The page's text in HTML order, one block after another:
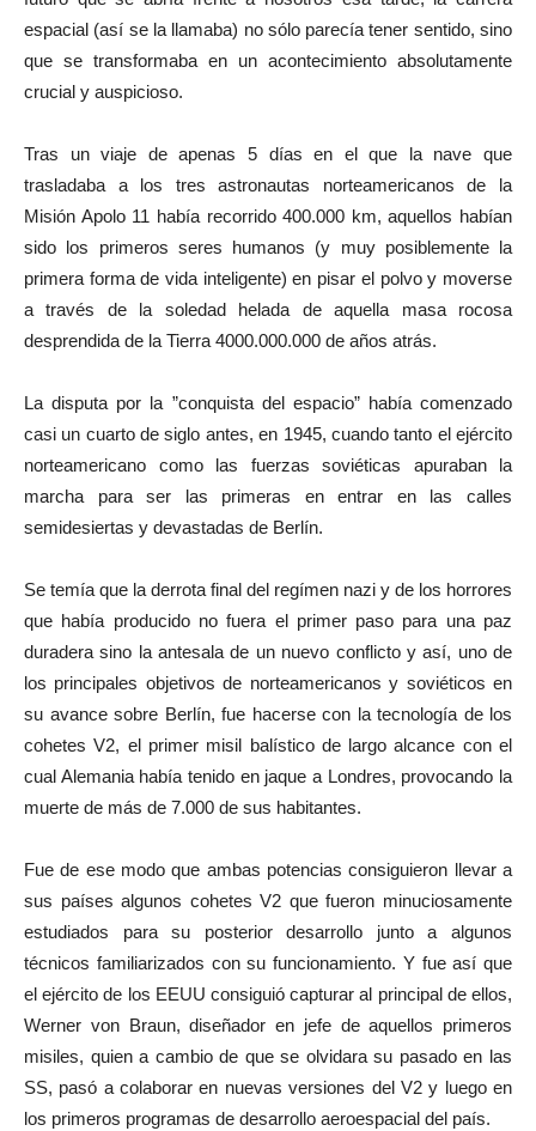
espacial (así se la llamaba) no sólo parecía tener sentido, sino
que se transformaba en un acontecimiento absolutamente
crucial y auspicioso.
Tras un viaje de apenas 5 días en el que la nave que
trasladaba a los tres astronautas norteamericanos de la
Misión Apolo 11 había recorrido 400.000 km, aquellos habían
sido los primeros seres humanos (y muy posiblemente la
primera forma de vida inteligente) en pisar el polvo y moverse
a través de la soledad helada de aquella masa rocosa
desprendida de la Tierra 4000.000.000 de años atrás.
La disputa por la ”conquista del espacio” había comenzado
casi un cuarto de siglo antes, en 1945, cuando tanto el ejército
norteamericano como las fuerzas soviéticas apuraban la
marcha para ser las primeras en entrar en las calles
semidesiertas y devastadas de Berlín.
Se temía que la derrota final del regímen nazi y de los horrores
que había producido no fuera el primer paso para una paz
duradera sino la antesala de un nuevo conflicto y así, uno de
los principales objetivos de norteamericanos y soviéticos en
su avance sobre Berlín, fue hacerse con la tecnología de los
cohetes V2, el primer misil balístico de largo alcance con el
cual Alemania había tenido en jaque a Londres, provocando la
muerte de más de 7.000 de sus habitantes.
Fue de ese modo que ambas potencias consiguieron llevar a
sus países algunos cohetes V2 que fueron minuciosamente
estudiados para su posterior desarrollo junto a algunos
técnicos familiarizados con su funcionamiento. Y fue así que
el ejército de los EEUU consiguió capturar al principal de ellos,
Werner von Braun, diseñador en jefe de aquellos primeros
misiles, quien a cambio de que se olvidara su pasado en las
SS, pasó a colaborar en nuevas versiones del V2 y luego en
los primeros programas de desarrollo aeroespacial del país.